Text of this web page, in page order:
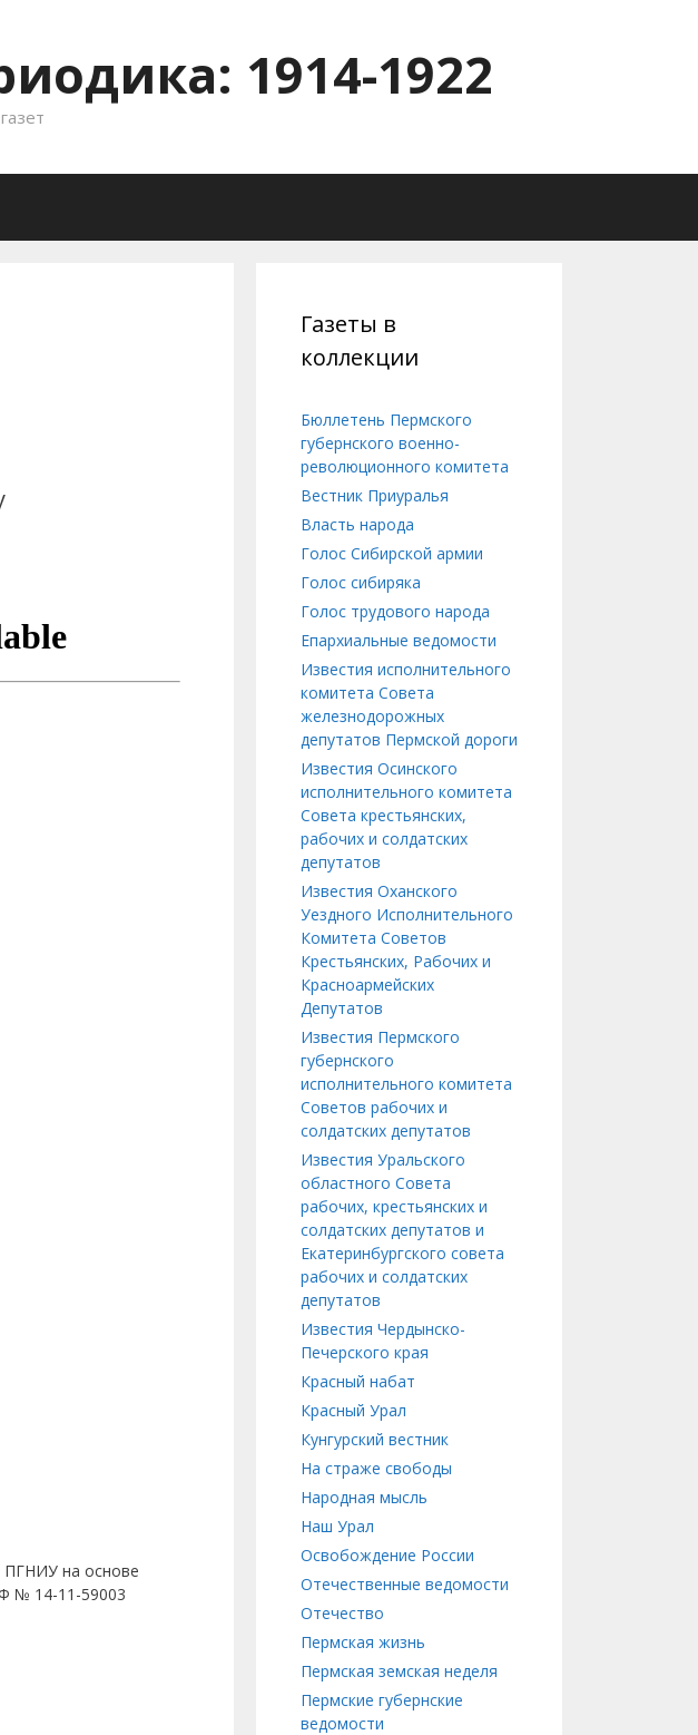
1914-1922
ПГНИУ на основе
№ 14-11-59003
Газеты в
коллекции
Бюллетень Пермского
губернского военно-
революционного комитета
Вестник Приуралья
Власть народа
Голос Сибирской армии
Голос сибиряка
Голос трудового народа
Епархиальные ведомости
Известия исполнительного
комитета Совета
железнодорожных
депутатов Пермской дороги
Известия Осинского
исполнительного комитета
Совета крестьянских,
рабочих и солдатских
депутатов
Известия Оханского
Уездного Исполнительного
Комитета Советов
Крестьянских, Рабочих и
Красноармейских
Депутатов
Известия Пермского
губернского
исполнительного комитета
Советов рабочих и
солдатских депутатов
Известия Уральского
областного Совета
рабочих, крестьянских и
солдатских депутатов и
Екатеринбургского совета
рабочих и солдатских
депутатов
Известия Чердынско-
Печерского края
Красный набат
Красный Урал
Кунгурский вестник
На страже свободы
Народная мысль
Наш Урал
Освобождение России
Отечественные ведомости
Отечество
Пермская жизнь
Пермская земская неделя
Пермские губернские
ведомости